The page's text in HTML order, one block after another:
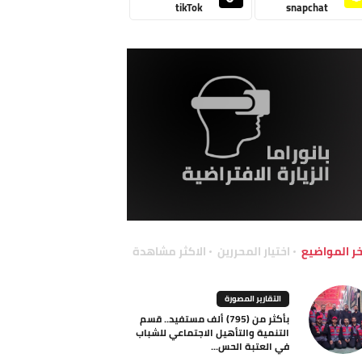
snapchat
tikTok
المواضيع اختيار المحررين الاكثر مشاهدة
التقارير المصورة
بأكثر من (795) ألف مستفيد.. قسم
التنمية والتأهيل الاجتماعي للشباب
في العتبة الحس...